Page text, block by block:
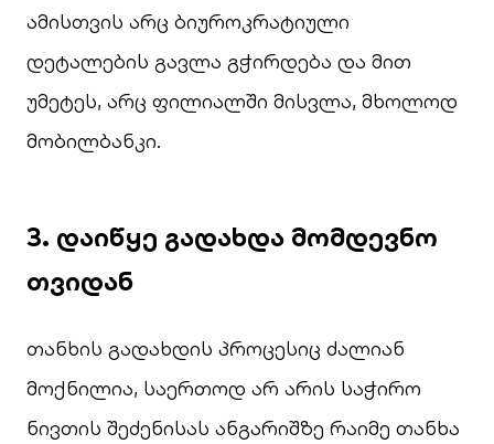
ამისთვის არც ბიუროკრატიული
დეტალების გავლა გჭირდება და მით
უმეტეს, არც ფილიალში მისვლა, მხოლოდ
მობილბანკი.
3. დაიწყე გადახდა მომდევნო
თვიდან
თანხის გადახდის პროცესიც ძალიან
მოქნილია, საერთოდ არ არის საჭირო
ნივთის შეძენისას ანგარიშზე რაიმე თანხა